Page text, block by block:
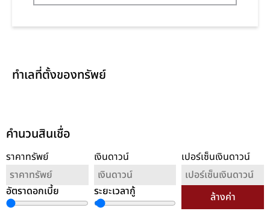
ทำเลที่ตั้งของทรัพย์
คำนวนสินเชื่อ
ราคาทรัพย์ เงินดาวน์ เปอร์เซ็นเงินดาวน์
อัตราดอกเบี้ย ระยะเวลากู้ ล้างค่า